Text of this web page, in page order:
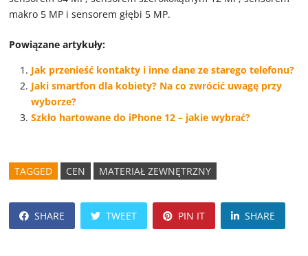
makro 5 MP i sensorem głębi 5 MP.
Powiązane artykuły:
Jak przenieść kontakty i inne dane ze starego telefonu?
Jaki smartfon dla kobiety? Na co zwrócić uwagę przy
wyborze?
Szkło hartowane do iPhone 12 – jakie wybrać?
TAGGED CEN MATERIAŁ ZEWNĘTRZNY
SHARE TWEET PIN IT SHARE